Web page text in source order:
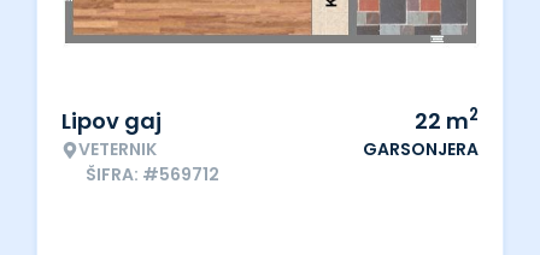
Lipov gaj
VETERNIK
ŠIFRA: #569712
22 m2
GARSONJERA